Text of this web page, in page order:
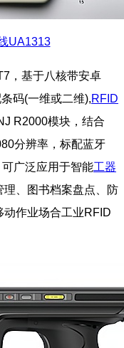
UA1313
，基于八核带安卓
码(一维或二维),RFID
R2000模块，结合
分辨率，标配蓝牙
广泛应用于智能工器
理、图书档案盘点、防
作业场合工业RFID